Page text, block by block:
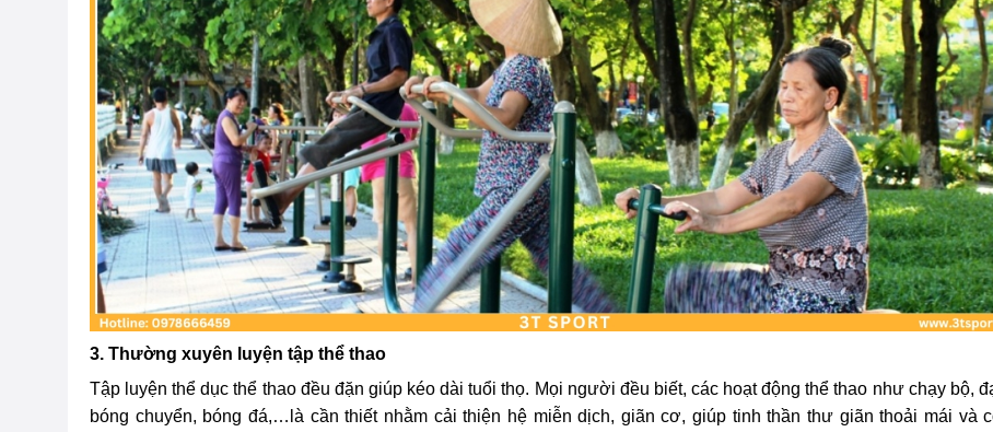
3. Thường xuyên luyện tập thể thao
Tập luyện thể dục thể thao đều đặn giúp kéo dài tuổi thọ. Mọi người đều biết, các hoạt động thể thao như chạy bộ,
bóng chuyển, bóng đá,…là cần thiết nhằm cải thiện hệ miễn dịch, giãn cơ, giúp tinh thần thư giãn thoải mái và